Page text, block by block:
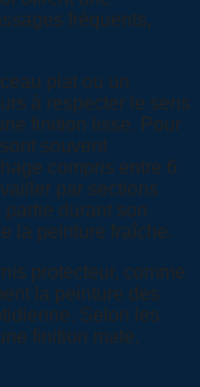
fréquents,
plat ou un
à respecter le sens
finition lisse. Pour
souvent
compris entre 6
par sections
partie durant son
la peinture fraîche.
protecteur, comme
la peinture des
Selon les
finition mate,